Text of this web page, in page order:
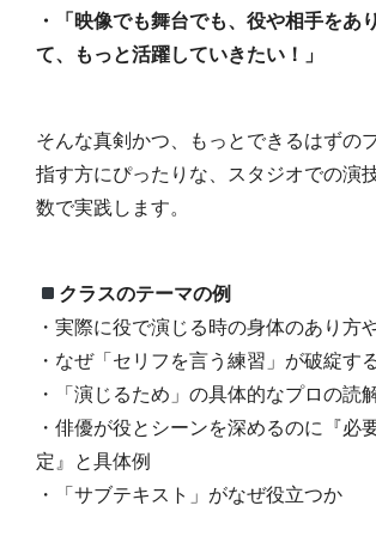
・「映像でも舞台でも、役や相手をあ
て、もっと活躍していきたい！」
そんな真剣かつ、もっとできるはずの
指す方にぴったりな、スタジオでの演
数で実践します。
クラスのテーマの例
・実際に役で演じる時の身体のあり方
・なぜ「セリフを言う練習」が破綻す
・「演じるため」の具体的なプロの読
・俳優が役とシーンを深めるのに『必
定』と具体例
・「サブテキスト」がなぜ役立つか